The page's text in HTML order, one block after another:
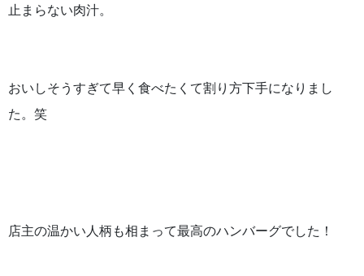
止まらない肉汁。
おいしそうすぎて早く食べたくて割り方下手になりまし
た。笑
店主の温かい人柄も相まって最高のハンバーグでした！